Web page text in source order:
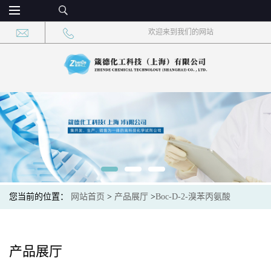
欢迎来到我们的网站
您当前的位置： 网站首页 > 产品展厅 >Boc-D-2-溴苯丙氨酸
产品展厅